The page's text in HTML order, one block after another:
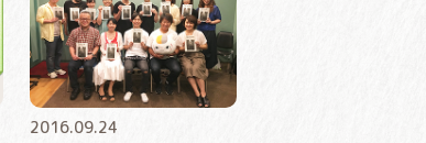
2016.09.24